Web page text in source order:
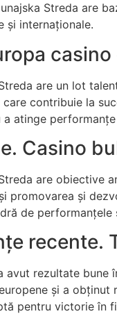
Streda are
și internaționale.
are un lot
contribuie la
a atinge
Casino
are obiective
promovarea și
de performanțele
recente.
avut rezultate
și a
pentru victorie în